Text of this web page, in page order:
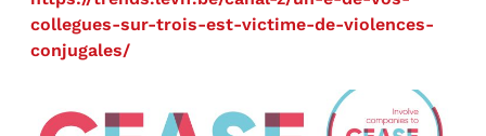
collegues-sur-trois-est-victime-de-violences-
conjugales/